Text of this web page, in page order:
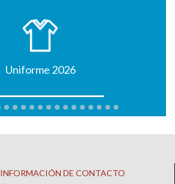
Uniforme 2026
INFORMACIÓN DE CONTACTO